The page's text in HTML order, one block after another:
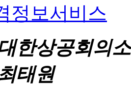
정보서비스
한상공회의소
태원